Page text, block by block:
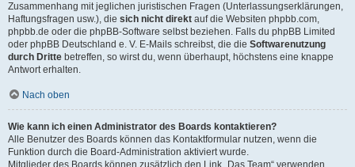
Zusammenhang mit jeglichen juristischen Fragen (Unterlassungserklärungen,
Haftungsfragen usw.), die sich nicht direkt auf die Websiten phpbb.com,
phpbb.de oder die phpBB-Software selbst beziehen. Falls du phpBB Limited
oder phpBB Deutschland e. V. E-Mails schreibst, die die Softwarenutzung
durch Dritte betreffen, so wirst du, wenn überhaupt, höchstens eine knappe
Antwort erhalten.
Nach oben
Wie kann ich einen Administrator des Boards kontaktieren?
Alle Benutzer des Boards können das Kontaktformular nutzen, wenn die
Funktion durch die Board-Administration aktiviert wurde.
Mitglieder des Boards können zusätzlich den Link „Das Team“ verwenden.